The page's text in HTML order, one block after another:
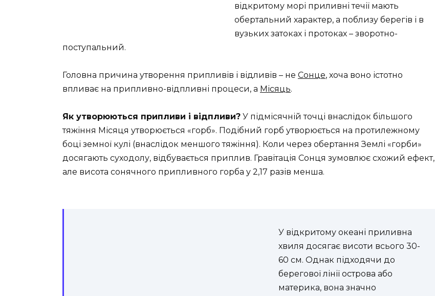
відкритому морі приливні течії мають
обертальний характер, а поблизу берегів і в
вузьких затоках і протоках – зворотно-
поступальний.
Головна причина утворення припливів і відливів – не Сонце, хоча воно істотно
впливає на припливно-відпливні процеси, а Місяць.
Як утворюються припливи і відпливи? У підмісячній точці внаслідок більшого
тяжіння Місяця утворюється «горб». Подібний горб утворюється на протилежному
боці земної кулі (внаслідок меншого тяжіння). Коли через обертання Землі «горби»
досягають суходолу, відбувається приплив. Гравітація Сонця зумовлює схожий ефект,
але висота сонячного припливного горба у 2,17 разів менша.
У відкритому океані приливна
хвиля досягає висоти всього 30-
60 см. Однак підходячи до
берегової лінії острова або
материка, вона значно